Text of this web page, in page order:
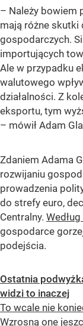
– Należy bowiem
mają różne
gospodarczych.
importujących
Ale w przypadku
walutowego
działalności. Z
eksportu, tym
– mówił Adam
Zdaniem Adama
rozwijaniu
prowadzenia
do strefy euro,
Centralny.
gospodarce
podejścia.
Ostatnia
widzi to inaczej
To wcale nie
Wzrosną one